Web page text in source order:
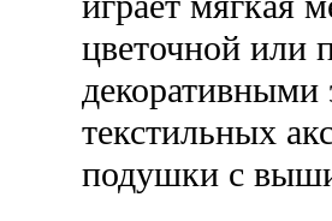
цветочной или
декоративными
текстильных
подушки с